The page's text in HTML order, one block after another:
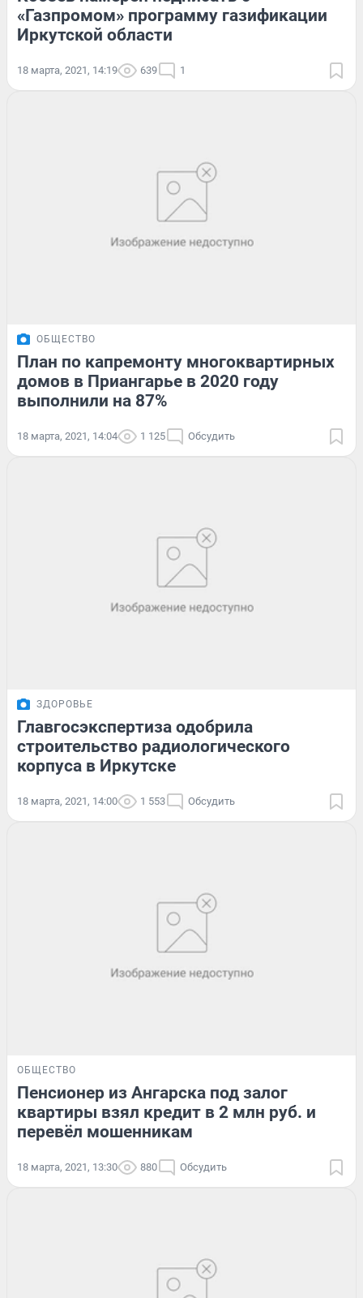
«Газпромом» программу газификации
Иркутской области
18 марта, 2021, 14:19 639 1
ОБЩЕСТВО
План по капремонту многоквартирных
домов в Приангарье в 2020 году
выполнили на 87%
18 марта, 2021, 14:04 1 125 Обсудить
ЗДОРОВЬЕ
Главгосэкспертиза одобрила
строительство радиологического
корпуса в Иркутске
18 марта, 2021, 14:00 1 553 Обсудить
ОБЩЕСТВО
Пенсионер из Ангарска под залог
квартиры взял кредит в 2 млн руб. и
перевёл мошенникам
18 марта, 2021, 13:30 880 Обсудить